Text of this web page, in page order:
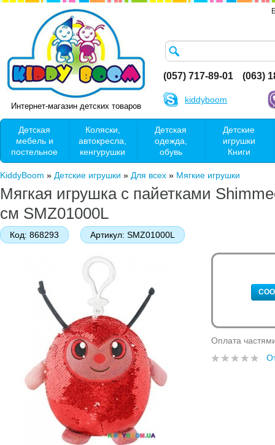
Интернет-магазин детских товаров
(057) 717-89-01 (063)
kiddyboom
Детская
мебель и
постельное
Коляски,
автокресла,
кенгурушки
Детская
одежда,
обувь
Детские
игрушки
Книги
KiddyBoom » Детские игрушки » Для всех » Мягкие игрушки
Мягкая игрушка с пайетками
см SMZ01000L
Код: 868293 Артикул: SMZ01000L
Оплата